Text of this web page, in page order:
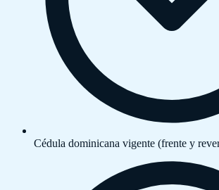
Cédula dominicana vigente (frente y